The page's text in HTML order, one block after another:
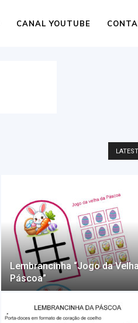
CANAL YOUTUBE
LATEST
Lembrancinha “Jogo da
Páscoa”